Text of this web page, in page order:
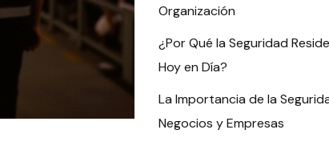
Organización
¿Por Qué la Seguridad
Hoy en Día?
La Importancia de la
Negocios y Empresas